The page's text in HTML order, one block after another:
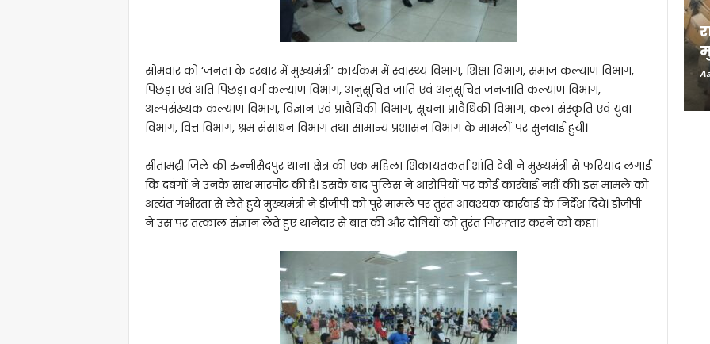
सोमवार को ‘जनता के दरबार में मुख्यमंत्री’ कार्यकम में स्वास्थ्य विभाग, शिक्षा विभाग, समाज कल्याण विभाग,
पिछड़ा एवं अति पिछड़ा वर्ग कल्याण विभाग, अनुसूचित जाति एवं अनुसूचित जनजाति कल्याण विभाग,
अल्पसंख्यक कल्याण विभाग, विज्ञान एवं प्रावैधिकी विभाग, सूचना प्रावैधिकी विभाग, कला संस्कृति एवं युवा
विभाग, वित्त विभाग, श्रम संसाधन विभाग तथा सामान्य प्रशासन विभाग के मामलों पर सुनवाई हुयी।
सीतामढ़ी जिले की रुन्नीसैदपुर थाना क्षेत्र की एक महिला शिकायतकर्ता शांति देवी ने मुख्यमंत्री से फरियाद लगाई
कि दबंगों ने उनके साथ मारपीट की है। इसके बाद पुलिस ने आरोपियों पर कोई कार्रवाई नहीं की। इस मामले को
अत्यंत गंभीरता से लेते हुये मुख्यमंत्री ने डीजीपी को पूरे मामले पर तुरंत आवश्यक कार्रवाई के निर्देश दिये। डीजीपी
ने उस पर तत्काल संज्ञान लेते हुए थानेदार से बात की और दोषियों को तुरंत गिरफ्तार करने को कहा।